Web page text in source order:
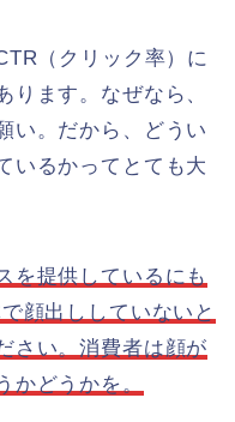
（クリック率）に
ります。なぜなら、
い。だから、どうい
いるかってとても大
を提供しているにも
顔出ししていないと
さい。消費者は顔が
かどうかを。